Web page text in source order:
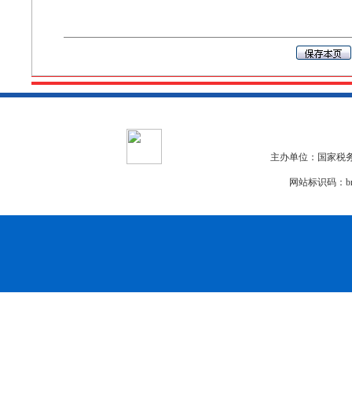
主办单位：国家税
网站标识码：